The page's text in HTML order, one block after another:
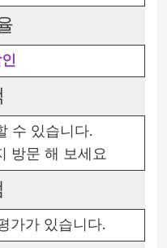
수 있습니다.
방문 해 보세요
가가 있습니다.